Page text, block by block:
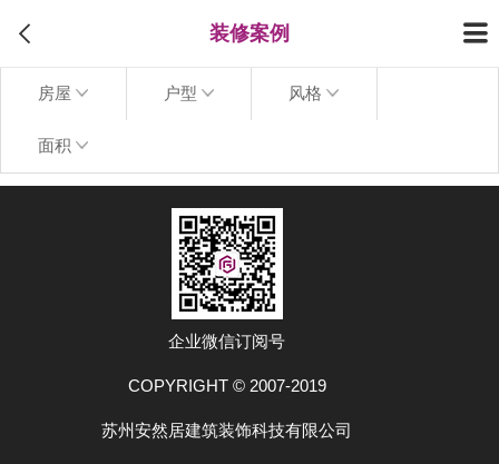
装修案例
房屋 户型 风格
面积
企业微信订阅号
COPYRIGHT © 2007-2019
苏州安然居建筑装饰科技有限公司